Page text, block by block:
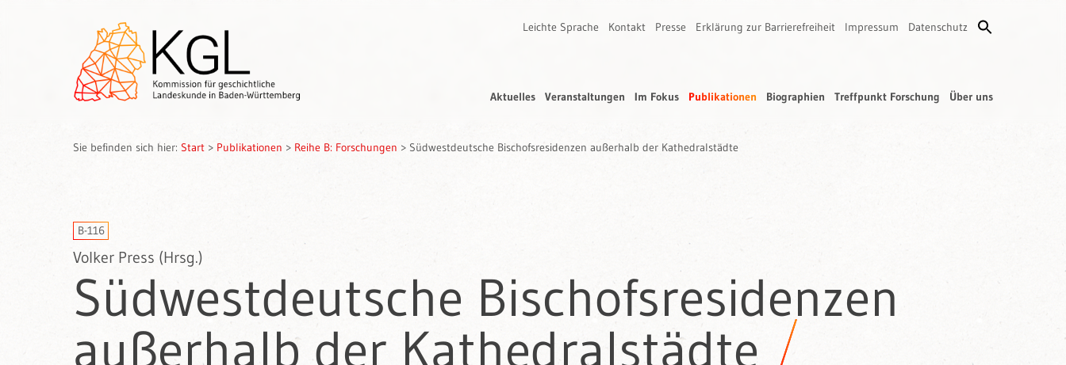
Leichte Sprache Kontakt Presse Erklärung zur Barrierefreiheit Impressum Datenschutz
Aktuelles Veranstaltungen Im Fokus Publikationen Biographien Treffpunkt Forschung Über uns
Sie befinden sich hier: Start > Publikationen > Reihe B: Forschungen > Südwestdeutsche Bischofsresidenzen außerhalb der Kathedralstädte
B-116
Volker Press (Hrsg.)
Südwestdeutsche Bischofsresidenzen
außerhalb der Kathedralstädte